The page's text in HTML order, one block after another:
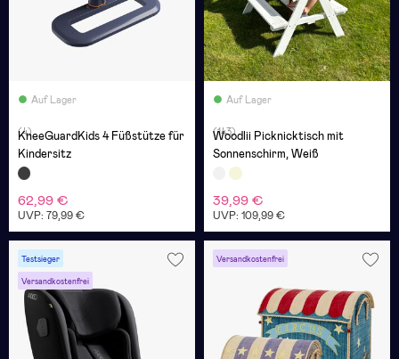
Auf Lager
(4)
KneeGuardKids 4 Füßstütze für
Kindersitz
62,99 €
UVP: 79,99 €
Auf Lager
(143)
Woodlii Picknicktisch mit
Sonnenschirm, Weiß
39,99 €
UVP: 109,99 €
Testsieger
Versandkostenfrei
Versandkostenfrei